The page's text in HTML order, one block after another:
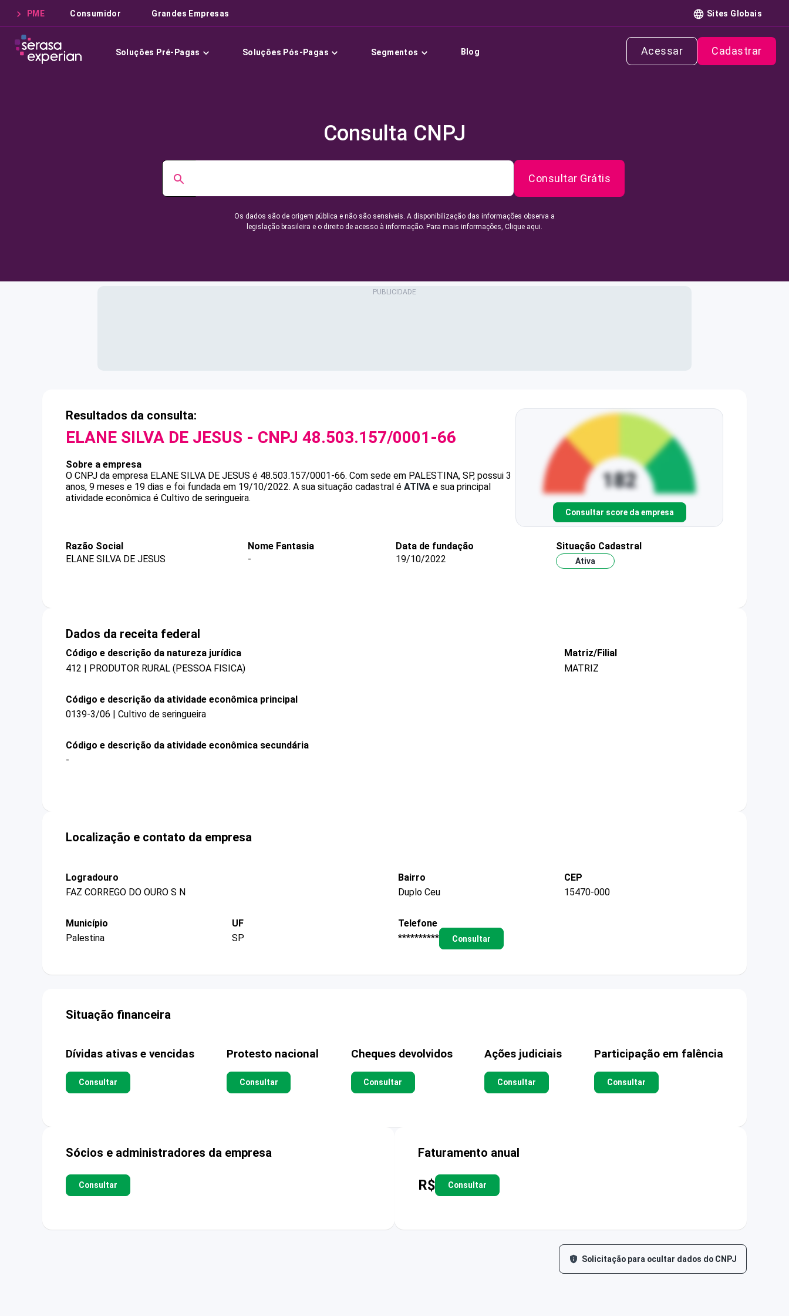
PME Consumidor Grandes Empresas Sites Globais
Soluções Pré-Pagas Soluções Pós-Pagas Segmentos Blog Acessar Cadastrar
Consulta CNPJ
Consultar Grátis
Os dados são de origem pública e não são sensíveis. A disponibilização das informações observa a
legislação brasileira e o direito de acesso à informação. Para mais informações, Clique aqui.
Resultados da consulta:
ELANE SILVA DE JESUS - CNPJ 48.503.157/0001-66
Sobre a empresa
O CNPJ da empresa ELANE SILVA DE JESUS é 48.503.157/0001-66. Com sede em PALESTINA, SP, possui 3
anos, 9 meses e 19 dias e foi fundada em 19/10/2022. A sua situação cadastral é ATIVA e sua principal
atividade econômica é Cultivo de seringueira.
Consultar score da empresa
Razão Social
ELANE SILVA DE JESUS
Nome Fantasia
-
Data de fundação
19/10/2022
Situação Cadastral
Ativa
Dados da receita federal
Código e descrição da natureza jurídica
412 | PRODUTOR RURAL (PESSOA FISICA)
Matriz/Filial
MATRIZ
Código e descrição da atividade econômica principal
0139-3/06 | Cultivo de seringueira
Código e descrição da atividade econômica secundária
-
Localização e contato da empresa
Logradouro
FAZ CORREGO DO OURO S N
Bairro
Duplo Ceu
CEP
15470-000
Município
Palestina
UF
SP
Telefone
**********
Consultar
Situação financeira
Dívidas ativas e vencidas
Consultar
Protesto nacional
Consultar
Cheques devolvidos
Consultar
Ações judiciais
Consultar
Participação em falência
Consultar
Sócios e administradores da empresa
Consultar
Faturamento anual
R$ Consultar
Solicitação para ocultar dados do CNPJ